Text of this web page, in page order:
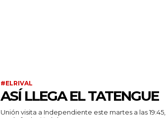
#ELRIVAL
ASÍ LLEGA EL TATENGUE
Unión visita a Independiente este martes a las 19:45,